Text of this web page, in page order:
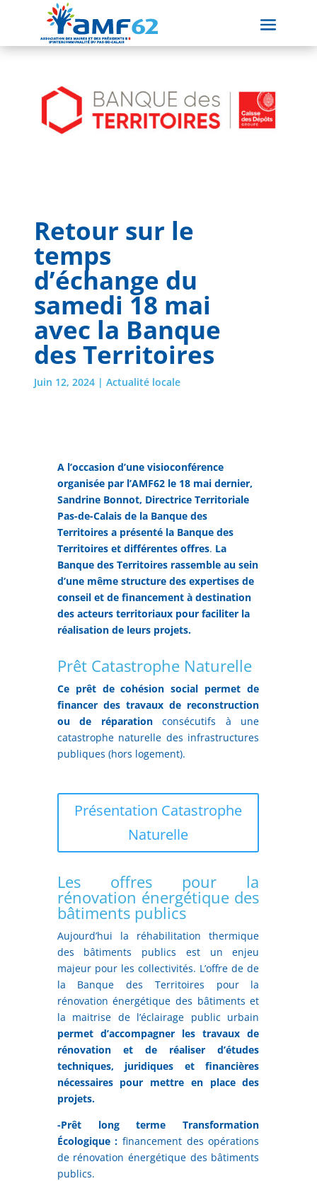
Retour sur le
temps
d’échange du
samedi 18 mai
avec la Banque
des Territoires
Juin 12, 2024| Actualité locale
A l’occasion d’une visioconférence
organisée par l’AMF62 le 18 mai dernier,
Sandrine Bonnot, Directrice Territoriale
Pas-de-Calais de la Banque des
Territoires a présenté la Banque des
Territoires et différentes offres. La
Banque des Territoires rassemble au sein
d’une même structure des expertises de
conseil et de financement à destination
des acteurs territoriaux pour faciliter la
réalisation de leurs projets.
Prêt Catastrophe Naturelle
Ce prêt de cohésion social permet de
financer des travaux de reconstruction
ou de réparationconsécutifs à une
catastrophe naturelle des infrastructures
publiques (hors logement).
Présentation Catastrophe
Naturelle
Les offres pour la
rénovation énergétique des
bâtiments publics
Aujourd’hui la réhabilitation thermique
des bâtiments publics est un enjeu
majeur pour les collectivités. L’offre de de
la Banque des Territoires pour la
rénovation énergétique des bâtiments et
la maitrise de l’éclairage public urbain
permet d’accompagner les travaux de
rénovation et de réaliser d’études
techniques, juridiques et financières
nécessaires pour mettre en place des
projets.
-Prêt long terme Transformation
Écologique : financement des opérations
de rénovation énergétique des bâtiments
publics.